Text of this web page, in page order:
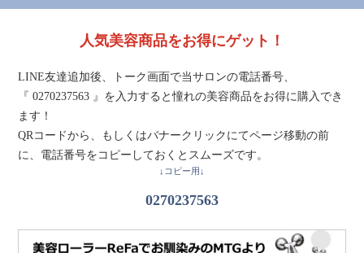
人気美容商品をお得にゲット！
LINE友達追加後、トーク画面で当サロンの電話番号、
『 0270237563 』を入力すると憧れの美容商品をお得に購入でき
ます！
QRコードから、もしくはバナークリックにてページ移動の前
に、電話番号をコピーしておくとスムーズです。
↓コピー用↓
0270237563